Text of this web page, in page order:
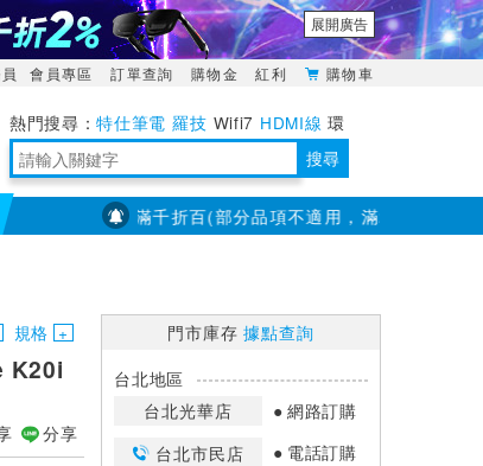
展開廣告
會員專區 訂單查詢 購物金 紅利 購物車
特仕筆電 羅技 Wifi7 HDMI線 環
境量測 明緯POWER 搜尋
通】全館滿千折百(部分品項不適用，滿2千折200...)
規格
K20i
分享
門市庫存據點查詢
台北地區
台北光華店
網路訂購
台北市民店
電話訂購